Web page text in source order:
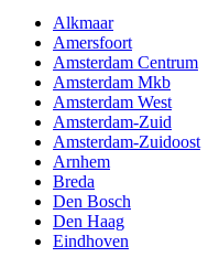
Alkmaar
Amersfoort
Amsterdam Centrum
Amsterdam Mkb
Amsterdam West
Amsterdam-Zuid
Amsterdam-Zuidoost
Arnhem
Breda
Den Bosch
Den Haag
Eindhoven